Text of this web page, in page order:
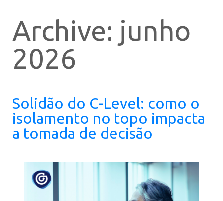
Archive: junho
2026
Solidão do C-Level: como o
isolamento no topo impacta
a tomada de decisão